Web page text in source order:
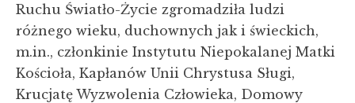
Ruchu Światło-Życie zgromadziła ludzi
różnego wieku, duchownych jak i świeckich,
m.in., członkinie Instytutu Niepokalanej Matki
Kościoła, Kapłanów Unii Chrystusa Sługi,
Krucjatę Wyzwolenia Człowieka, Domowy